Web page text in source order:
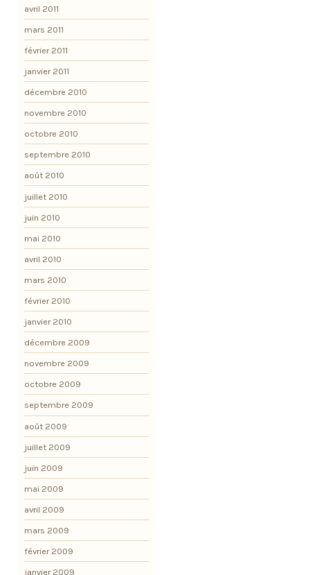
avril 2011
mars 2011
février 2011
janvier 2011
décembre 2010
novembre 2010
octobre 2010
septembre 2010
août 2010
juillet 2010
juin 2010
mai 2010
avril 2010
mars 2010
février 2010
janvier 2010
décembre 2009
novembre 2009
octobre 2009
septembre 2009
août 2009
juillet 2009
juin 2009
mai 2009
avril 2009
mars 2009
février 2009
janvier 2009